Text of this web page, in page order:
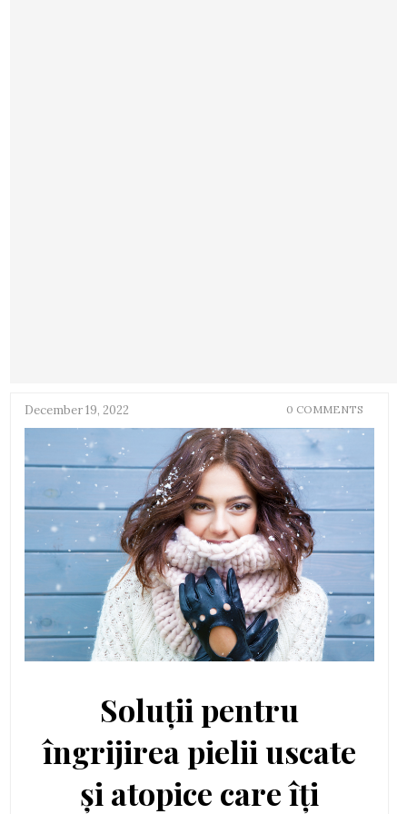
December 19, 2022 0 COMMENTS
Soluții pentru
îngrijirea pielii uscate
și atopice care îți